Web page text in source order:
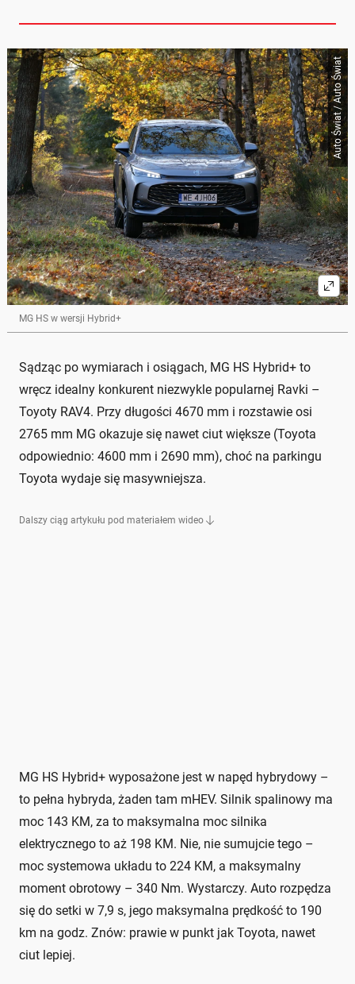
Auto Świat / Auto Świat
MG HS w wersji Hybrid+
Sądząc po wymiarach i osiągach, MG HS Hybrid+ to
wręcz idealny konkurent niezwykle popularnej Ravki –
Toyoty RAV4. Przy długości 4670 mm i rozstawie osi
2765 mm MG okazuje się nawet ciut większe (Toyota
odpowiednio: 4600 mm i 2690 mm), choć na parkingu
Toyota wydaje się masywniejsza.
Dalszy ciąg artykułu pod materiałem wideo
MG HS Hybrid+ wyposażone jest w napęd hybrydowy –
to pełna hybryda, żaden tam mHEV. Silnik spalinowy ma
moc 143 KM, za to maksymalna moc silnika
elektrycznego to aż 198 KM. Nie, nie sumujcie tego –
moc systemowa układu to 224 KM, a maksymalny
moment obrotowy – 340 Nm. Wystarczy. Auto rozpędza
się do setki w 7,9 s, jego maksymalna prędkość to 190
km na godz. Znów: prawie w punkt jak Toyota, nawet
ciut lepiej.